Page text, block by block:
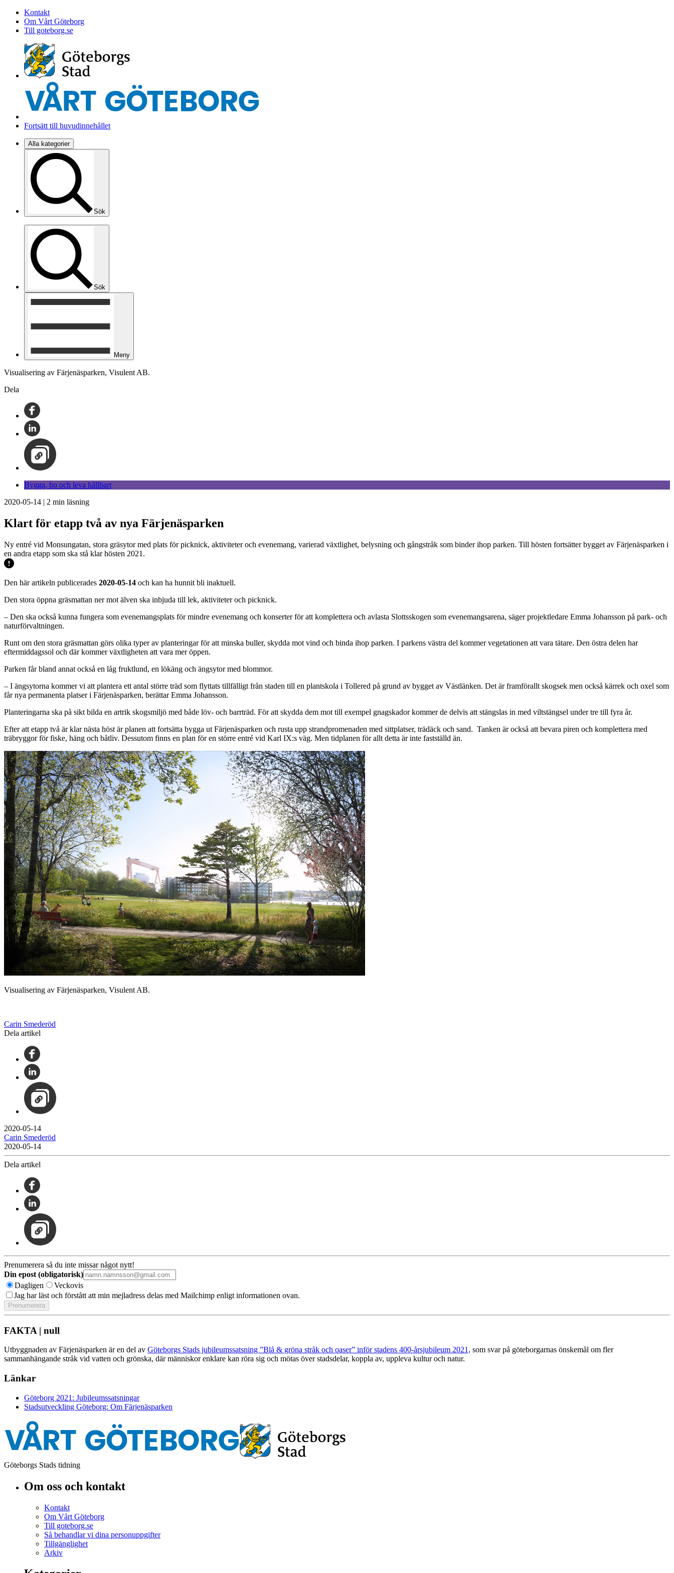
Kontakt
Om Vårt Göteborg
Till goteborg.se
Fortsätt till huvudinnehållet
Alla kategorier
Sök
Sök
Meny
Visualisering av Färjenäsparken, Visulent AB.
Dela
Bygga, bo och leva hållbart
2020-05-14 | 2 min läsning
Klart för etapp två av nya Färjenäsparken
Ny entré vid Monsungatan, stora gräsytor med plats för picknick, aktiviteter och evenemang, varierad växtlighet, belysning och gångstråk som binder ihop parken. Till hösten fortsätter bygget av Färjenäsparken i
en andra etapp som ska stå klar hösten 2021.
Den här artikeln publicerades 2020-05-14 och kan ha hunnit bli inaktuell.
Den stora öppna gräsmattan ner mot älven ska inbjuda till lek, aktiviteter och picknick.
– Den ska också kunna fungera som evenemangsplats för mindre evenemang och konserter för att komplettera och avlasta Slottsskogen som evenemangsarena, säger projektledare Emma Johansson på park- och
naturförvaltningen.
Runt om den stora gräsmattan görs olika typer av planteringar för att minska buller, skydda mot vind och binda ihop parken. I parkens västra del kommer vegetationen att vara tätare. Den östra delen har
eftermiddagssol och där kommer växtligheten att vara mer öppen.
Parken får bland annat också en låg fruktlund, en lökäng och ängsytor med blommor.
– I ängsytorna kommer vi att plantera ett antal större träd som flyttats tillfälligt från staden till en plantskola i Tollered på grund av bygget av Västlänken. Det är framförallt skogsek men också kärrek och oxel som
får nya permanenta platser i Färjenäsparken, berättar Emma Johansson.
Planteringarna ska på sikt bilda en artrik skogsmiljö med både löv- och barrträd. För att skydda dem mot till exempel gnagskador kommer de delvis att stängslas in med viltstängsel under tre till fyra år.
Efter att etapp två är klar nästa höst är planen att fortsätta bygga ut Färjenäsparken och rusta upp strandpromenaden med sittplatser, trädäck och sand. Tanken är också att bevara piren och komplettera med
träbryggor för fiske, häng och båtliv. Dessutom finns en plan för en större entré vid Karl IX:s väg. Men tidplanen för allt detta är inte fastställd än.
Visualisering av Färjenäsparken, Visulent AB.
Carin Smederöd
Dela artikel
2020-05-14
Carin Smederöd
2020-05-14
Dela artikel
Prenumerera så du inte missar något nytt!
Din epost (obligatorisk)
Dagligen
Veckovis
Jag har läst och förstått att min mejladress delas med Mailchimp enligt informationen ovan.
FAKTA | null
Utbyggnaden av Färjenäsparken är en del av Göteborgs Stads jubileumssatsning ”Blå & gröna stråk och oaser” inför stadens 400-årsjubileum 2021, som svar på göteborgarnas önskemål om fler
sammanhängande stråk vid vatten och grönska, där människor enklare kan röra sig och mötas över stadsdelar, koppla av, uppleva kultur och natur.
Länkar
Göteborg 2021: Jubileumssatsningar
Stadsutveckling Göteborg: Om Färjenäsparken
Göteborgs Stads tidning
Om oss och kontakt
Kontakt
Om Vårt Göteborg
Till goteborg.se
Så behandlar vi dina personuppgifter
Tillgänglighet
Arkiv